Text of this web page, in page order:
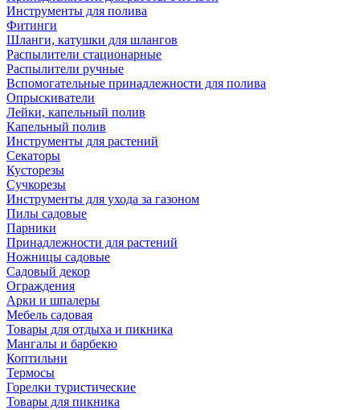
Инструменты для полива
Фитинги
Шланги, катушки для шлангов
Распылители стационарные
Распылители ручные
Вспомогательные принадлежности для полива
Опрыскиватели
Лейки, капельный полив
Капельный полив
Инструменты для растений
Секаторы
Кусторезы
Сучкорезы
Инструменты для ухода за газоном
Пилы садовые
Парники
Принадлежности для растений
Ножницы садовые
Садовый декор
Ограждения
Арки и шпалеры
Мебель садовая
Товары для отдыха и пикника
Мангалы и барбекю
Коптильни
Термосы
Горелки туристические
Товары для пикника